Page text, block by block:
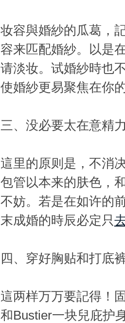
妆容與婚紗的瓜葛，
容来匹配婚紗。以是
请淡妆。试婚紗時也
使婚紗更易聚焦在你
三、没必要太在意精
這里的原则是，不消
包管以本来的肤色，
不妨。若是在如许的
末成婚的時辰必定只
四、穿好胸贴和打底
這两样万万要記得！
和Bustier一块兒庇护